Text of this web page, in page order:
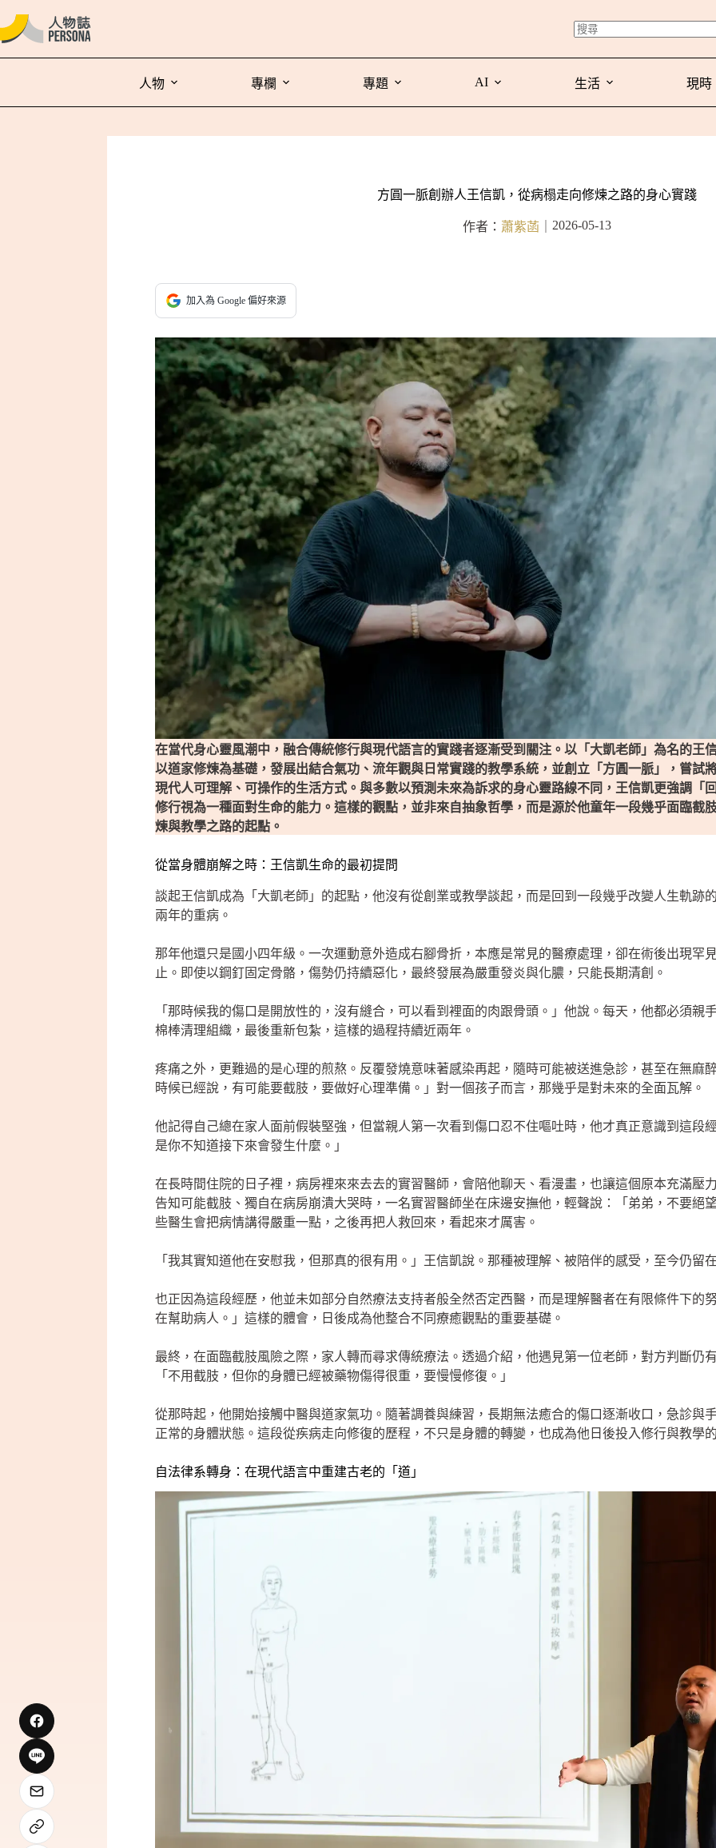
人物 專欄 專題 AI 生活 現時
方圓一脈創辦人王信凱，從病榻走向修煉之路的身心實踐
作者： 蕭紫菡 2026-05-13
加入為 Google 偏好來源
在當代身心靈風潮中，融合傳統修行與現代語言的實踐者逐漸受到關注。以「大凱老師」為名的王
以道家修煉為基礎，發展出結合氣功、流年觀與日常實踐的教學系統，並創立「方圓一脈」，嘗試
現代人可理解、可操作的生活方式。與多數以預測未來為訴求的身心靈路線不同，王信凱更強調「
修行視為一種面對生命的能力。這樣的觀點，並非來自抽象哲學，而是源於他童年一段幾乎面臨截
煉與教學之路的起點。
從當身體崩解之時：王信凱生命的最初提問
談起王信凱成為「大凱老師」的起點，他沒有從創業或教學談起，而是回到一段幾乎改變人生軌跡
兩年的重病。
那年他還只是國小四年級。一次運動意外造成右腳骨折，本應是常見的醫療處理，卻在術後出現罕
止。即使以鋼釘固定骨骼，傷勢仍持續惡化，最終發展為嚴重發炎與化膿，只能長期清創。
「那時候我的傷口是開放性的，沒有縫合，可以看到裡面的肉跟骨頭。」他說。每天，他都必須親
棉棒清理組織，最後重新包紮，這樣的過程持續近兩年。
疼痛之外，更難過的是心理的煎熬。反覆發燒意味著感染再起，隨時可能被送進急診，甚至在無麻
時候已經說，有可能要截肢，要做好心理準備。」對一個孩子而言，那幾乎是對未來的全面瓦解。
他記得自己總在家人面前假裝堅強，但當親人第一次看到傷口忍不住嘔吐時，他才真正意識到這段
是你不知道接下來會發生什麼。」
在長時間住院的日子裡，病房裡來來去去的實習醫師，會陪他聊天、看漫畫，也讓這個原本充滿壓
告知可能截肢、獨自在病房崩潰大哭時，一名實習醫師坐在床邊安撫他，輕聲說：「弟弟，不要絕
些醫生會把病情講得嚴重一點，之後再把人救回來，看起來才厲害。
「我其實知道他在安慰我，但那真的很有用。」王信凱說。那種被理解、被陪伴的感受，至今仍留
也正因為這段經歷，他並未如部分自然療法支持者般全然否定西醫，而是理解醫者在有限條件下的
在幫助病人。」這樣的體會，日後成為他整合不同療癒觀點的重要基礎。
最終，在面臨截肢風險之際，家人轉而尋求傳統療法。透過介紹，他遇見第一位老師，對方判斷仍
「不用截肢，但你的身體已經被藥物傷得很重，要慢慢修復。」
從那時起，他開始接觸中醫與道家氣功。隨著調養與練習，長期無法癒合的傷口逐漸收口，急診與
正常的身體狀態。這段從疾病走向修復的歷程，不只是身體的轉變，也成為他日後投入修行與教學
自法律系轉身：在現代語言中重建古老的「道」